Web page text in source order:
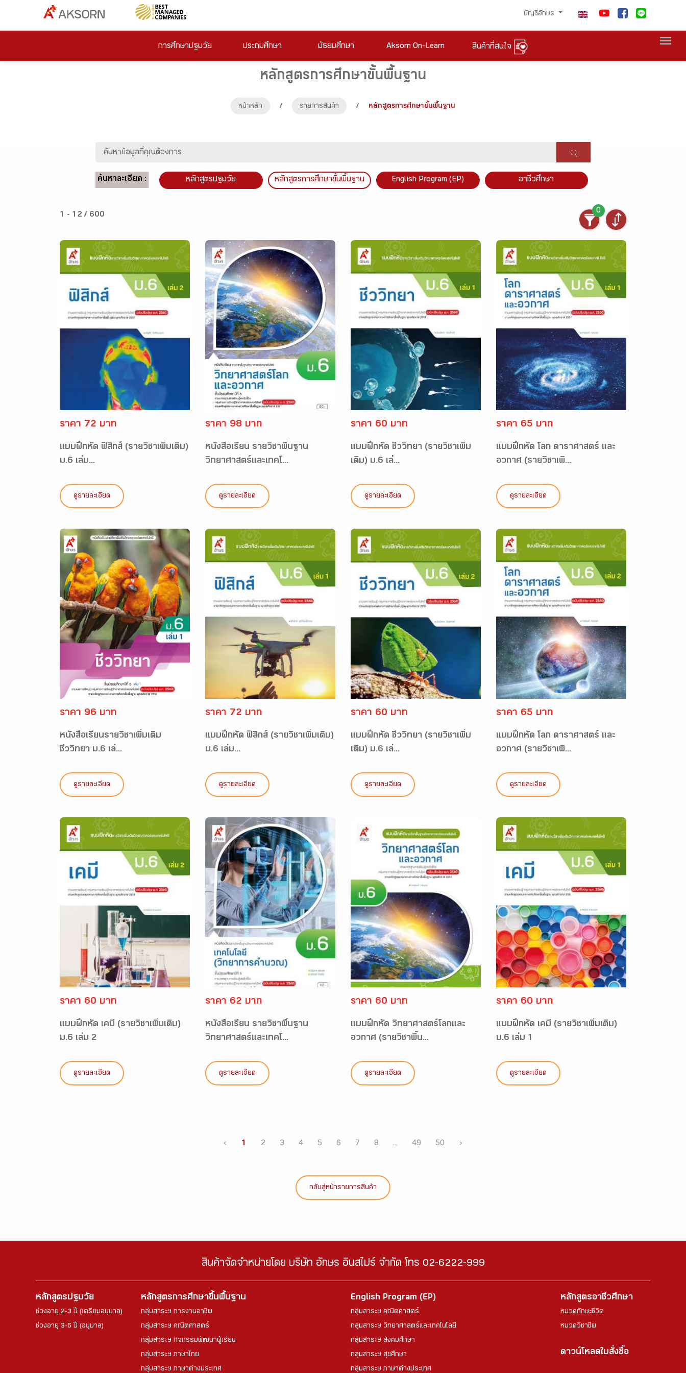
บัญชีอักษร
การศึกษาปฐมวัย ประถมศึกษา มัธยมศึกษา Aksorn On-Learn สินค้าที่สนใจ
หลักสูตรการศึกษาขั้นพื้นฐาน
หน้าหลัก / รายการสินค้า / หลักสูตรการศึกษาขั้นพื้นฐาน
ค้นหาละเอียด : หลักสูตรปฐมวัย หลักสูตรการศึกษาขั้นพื้นฐาน English Program (EP) อาชีวศึกษา
1 - 12 / 600
0
ราคา 72 บาท
แบบฝึกหัด ฟิสิกส์ (รายวิชาเพิ่มเติม)
ม.6 เล่ม...
ดูรายละเอียด
ราคา 98 บาท
หนังสือเรียน รายวิชาพื้นฐาน
วิทยาศาสตร์และเทคโ...
ดูรายละเอียด
ราคา 60 บาท
แบบฝึกหัด ชีววิทยา (รายวิชาเพิ่ม
เติม) ม.6 เล่...
ดูรายละเอียด
ราคา 65 บาท
แบบฝึกหัด โลก ดาราศาสตร์ และ
อวกาศ (รายวิชาเพิ...
ดูรายละเอียด
ราคา 96 บาท
หนังสือเรียนรายวิชาเพิ่มเติม
ชีววิทยา ม.6 เล่...
ดูรายละเอียด
ราคา 72 บาท
แบบฝึกหัด ฟิสิกส์ (รายวิชาเพิ่มเติม)
ม.6 เล่ม...
ดูรายละเอียด
ราคา 60 บาท
แบบฝึกหัด ชีววิทยา (รายวิชาเพิ่ม
เติม) ม.6 เล่...
ดูรายละเอียด
ราคา 65 บาท
แบบฝึกหัด โลก ดาราศาสตร์ และ
อวกาศ (รายวิชาเพิ...
ดูรายละเอียด
ราคา 60 บาท
แบบฝึกหัด เคมี (รายวิชาเพิ่มเติม)
ม.6 เล่ม 2
ดูรายละเอียด
ราคา 62 บาท
หนังสือเรียน รายวิชาพื้นฐาน
วิทยาศาสตร์และเทคโ...
ดูรายละเอียด
ราคา 60 บาท
แบบฝึกหัด วิทยาศาสตร์โลกและ
อวกาศ (รายวิชาพื้น...
ดูรายละเอียด
ราคา 60 บาท
แบบฝึกหัด เคมี (รายวิชาเพิ่มเติม)
ม.6 เล่ม 1
ดูรายละเอียด
‹ 1 2 3 4 5 6 7 8 ... 49 50 ›
กลับสู่หน้ารายการสินค้า
สินค้าจัดจำหน่ายโดย บริษัท อักษร อินสไปร์ จำกัด โทร 02-6222-999
หลักสูตรปฐมวัย
ช่วงอายุ 2-3 ปี (เตรียมอนุบาล)
ช่วงอายุ 3-6 ปี (อนุบาล)
หลักสูตรการศึกษาขึ้นพื้นฐาน
กลุ่มสาระฯ การงานอาชีพ
กลุ่มสาระฯ คณิตศาสตร์
กลุ่มสาระฯ กิจกรรมพัฒนาผู้เรียน
กลุ่มสาระฯ ภาษาไทย
กลุ่มสาระฯ ภาษาต่างประเทศ
English Program (EP)
กลุ่มสาระฯ คณิตศาสตร์
กลุ่มสาระฯ วิทยาศาสตร์และเทคโนโลยี
กลุ่มสาระฯ สังคมศึกษา
กลุ่มสาระฯ สุขศึกษา
กลุ่มสาระฯ ภาษาต่างประเทศ
หลักสูตรอาชีวศึกษา
หมวดทักษะชีวิต
หมวดวิชาชีพ
ดาวน์โหลดใบสั่งซื้อ